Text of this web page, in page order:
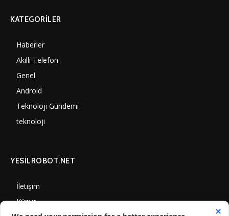
KATEGORILER
Haberler
Akıllı Telefon
Genel
Android
Teknoloji Gündemi
teknoloji
YESİLROBOT.NET
İletişim
Künye